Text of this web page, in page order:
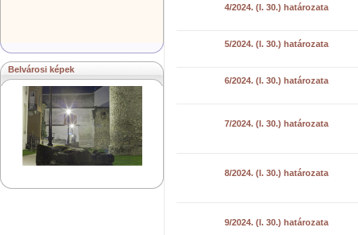
Belvárosi képek
4/2024. (I. 30.) határozata
5/2024. (I. 30.) határozata
6/2024. (I. 30.) határozata
7/2024. (I. 30.) határozata
8/2024. (I. 30.) határozata
9/2024. (I. 30.) határozata